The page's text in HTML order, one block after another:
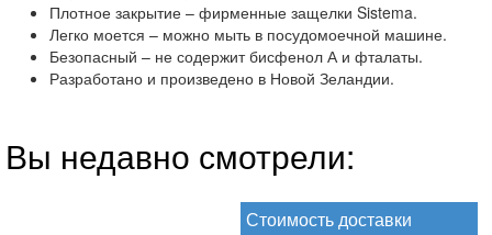
Плотное закрытие – фирменные защелки Sistema.
Легко моется – можно мыть в посудомоечной машине.
Безопасный – не содержит бисфенол А и фталаты.
Разработано и произведено в Новой Зеландии.
Вы недавно смотрели:
Стоимость доставки